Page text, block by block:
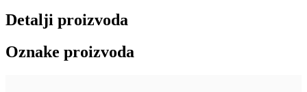
Detalji proizvoda
Oznake proizvoda